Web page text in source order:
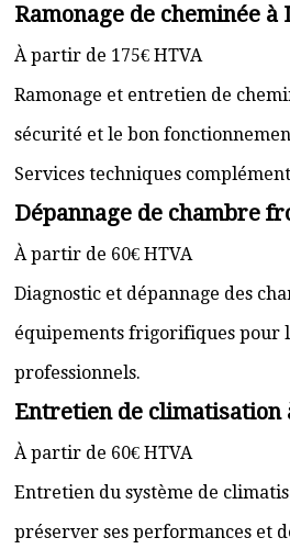
Ramonage de cheminée à
À partir de 175€ HTVA
Ramonage et entretien de
sécurité et le bon
Services techniques
Dépannage de chambre
À partir de 60€ HTVA
Diagnostic et dépannage des
équipements frigorifiques pour
professionnels.
Entretien de climatisation
À partir de 60€ HTVA
Entretien du système de
préserver ses performances et